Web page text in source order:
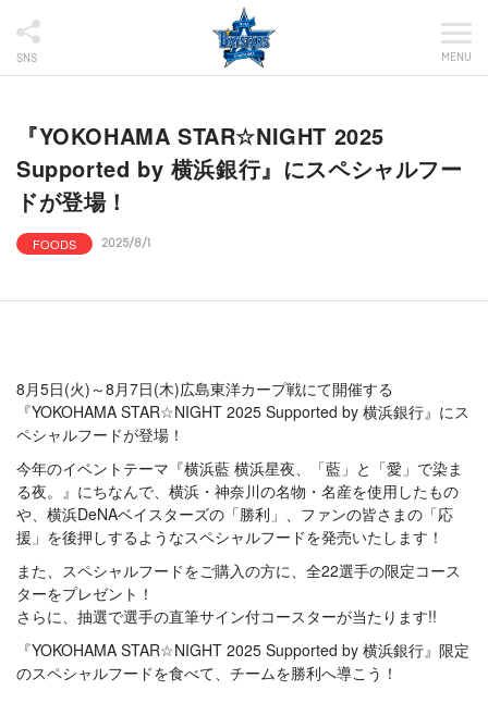
SNS MENU
『YOKOHAMA STAR☆NIGHT 2025
Supported by 横浜銀行』にスペシャルフー
ドが登場！
FOODS 2025/8/1
8月5日(火)～8月7日(木)広島東洋カープ戦にて開催する
『YOKOHAMA STAR☆NIGHT 2025 Supported by 横浜銀行』にス
ペシャルフードが登場！
今年のイベントテーマ『横浜藍 横浜星夜、「藍」と「愛」で染ま
る夜。』にちなんで、横浜・神奈川の名物・名産を使用したもの
や、横浜DeNAベイスターズの「勝利」、ファンの皆さまの「応
援」を後押しするようなスペシャルフードを発売いたします！
また、スペシャルフードをご購入の方に、全22選手の限定コース
ターをプレゼント！
さらに、抽選で選手の直筆サイン付コースターが当たります!!
『YOKOHAMA STAR☆NIGHT 2025 Supported by 横浜銀行』限定
のスペシャルフードを食べて、チームを勝利へ導こう！